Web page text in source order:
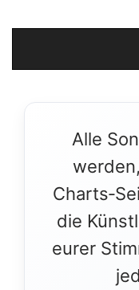
Alle
die
eurer